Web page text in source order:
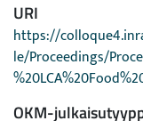
URI
https://
le/Proceedings/
OKM-